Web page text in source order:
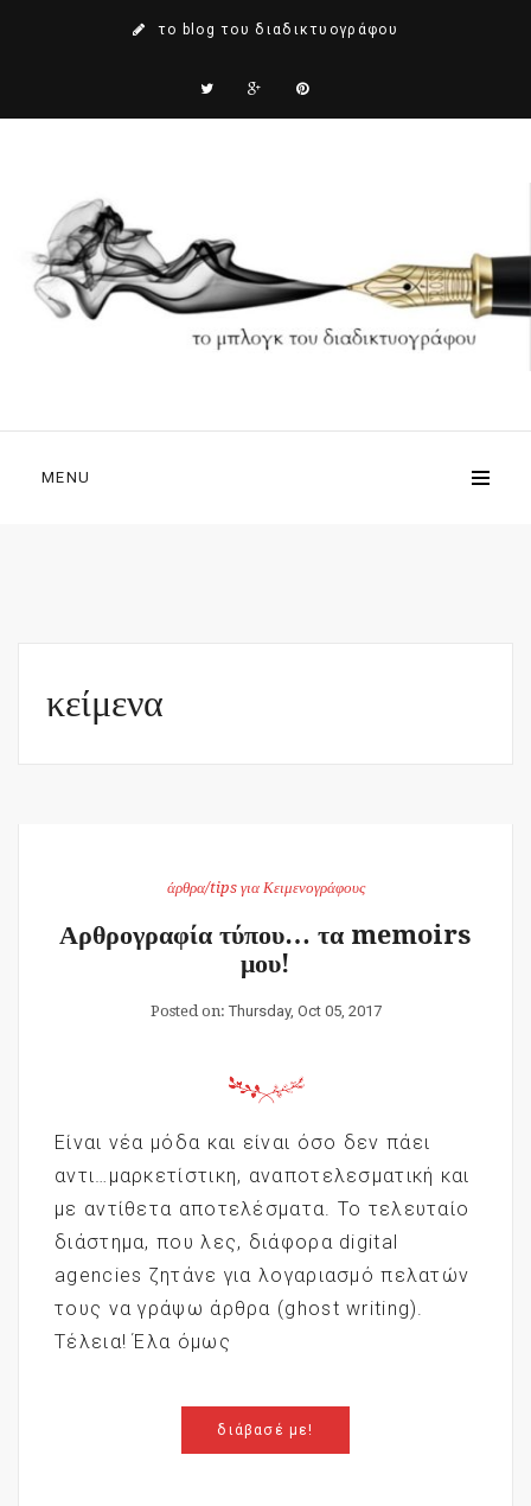
το blog του διαδικτυογράφου
MENU
κείμενα
άρθρα/tips για Κειμενογράφους
Αρθρογραφία τύπου… τα memoirs
μου!
Posted on: Thursday, Oct 05, 2017
Είναι νέα μόδα και είναι όσο δεν πάει
αντι…μαρκετίστικη, αναποτελεσματική και
με αντίθετα αποτελέσματα. Το τελευταίο
διάστημα, που λες, διάφορα digital
agencies ζητάνε για λογαριασμό πελατών
τους να γράψω άρθρα (ghost writing).
Τέλεια! Έλα όμως
διάβασέ με!